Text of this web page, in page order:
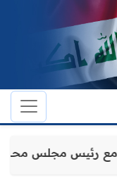
مع رئيس مجلس